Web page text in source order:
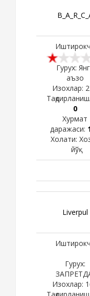
Гурух:
аъзо
Изохлар:
0
Хурмат
даражаси:
Холати:
йўқ
Liverpul
Гурух:
Изохлар: